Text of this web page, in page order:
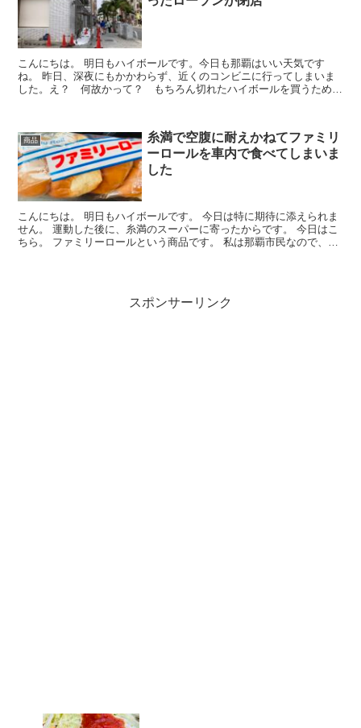
こんにちは。 明日もハイボールです。今日も那覇はいい天気です
ね。 昨日、深夜にもかかわらず、近くのコンビニに行ってしまいま
した。え？ 何故かって？ もちろん切れたハイボールを買うためで
商品
糸満で空腹に耐えかねてファミリ
ーロールを車内で食べてしまいま
した
こんにちは。 明日もハイボールです。 今日は特に期待に添えられま
せん。 運動した後に、糸満のスーパーに寄ったからです。 今日はこ
ちら。 ファミリーロールという商品です。 私は那覇市民なので、沖
スポンサーリンク